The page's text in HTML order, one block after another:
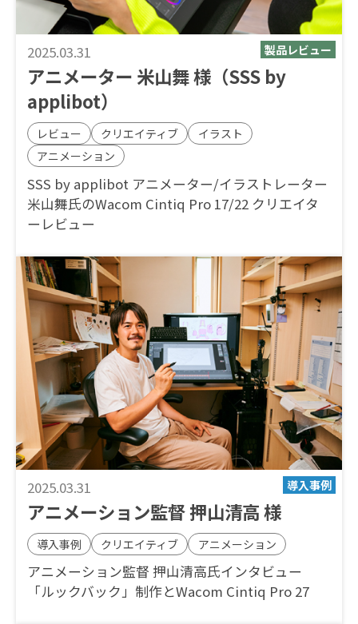
2025.03.31
アニメーター 米山舞 様（SSS by
applibot）
レビュー クリエイティブ
イラスト
アニメーション
SSS by applibot アニメーター/イラストレーター
米山舞氏のWacom Cintiq Pro 17/22 クリエイタ
ーレビュー
2025.03.31
アニメーション監督 押山清高 様
導入事例 クリエイティブ アニメーション
アニメーション監督 押山清高氏インタビュー
「ルックバック」制作とWacom Cintiq Pro 27